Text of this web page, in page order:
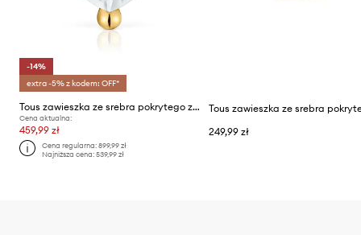
-14%
extra -5% z kodem: OFF*
Tous zawieszka ze srebra pokrytego złotem Color
Cena aktualna:
459,99 zł
Cena regularna:899,99 zł
Najniższa cena:539,99 zł
249,99 zł